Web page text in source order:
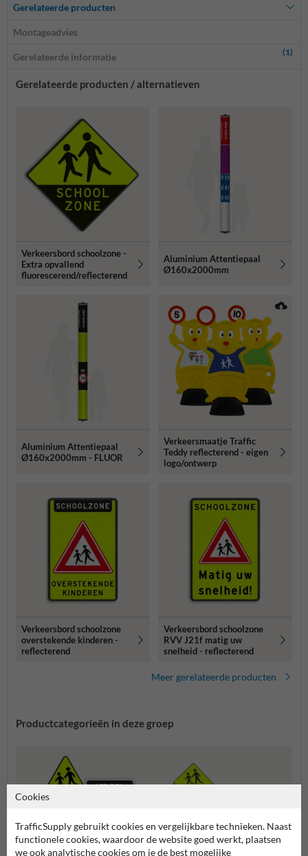
Gerelateerde producten
Montageadvies
Gerelateerde informatie (1)
Gerelateerde producten / alternatieven
Verkeersbord schoolzone -
Extra opvallend
fluorescerend/reflecterend
Aluminium Attentiepaal
Ø160x2000mm
Aluminium Attentiepaal
Ø160x2000mm - FLUOR
Verkeersmaatje Traffic
Teddy reflecterend - eigen
logo/ontwerp
Verkeersbord schoolzone
overstekende kinderen -
reflecterend
Verkeersbord schoolzone
RVV J21f matig uw
snelheid - reflecterend
Meer gerelateerde producten
Productcategorieën in deze groep
Cookies
TrafficSupply gebruikt cookies en vergelijkbare technieken. Naast
functionele cookies, waardoor de website goed werkt, plaatsen
we ook analytische cookies om je de best mogelijke